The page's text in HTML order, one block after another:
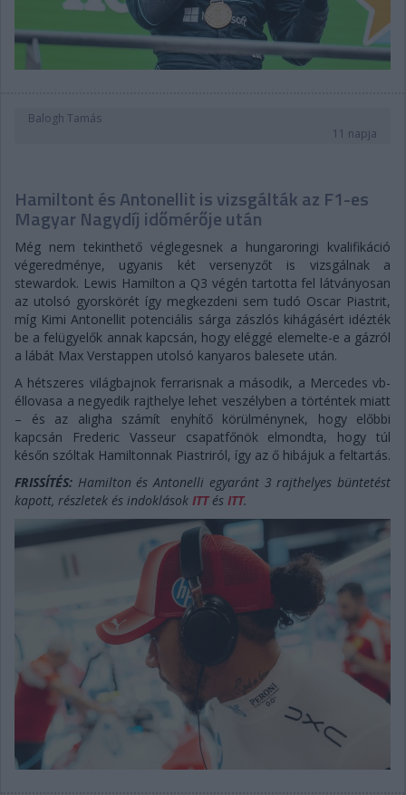
Balogh Tamás
11 napja
Hamiltont és Antonellit is vizsgálták az F1-es
Magyar Nagydíj időmérője után
Még nem tekinthető véglegesnek a hungaroringi kvalifikáció
végeredménye, ugyanis két versenyzőt is vizsgálnak a
stewardok. Lewis Hamilton a Q3 végén tartotta fel látványosan
az utolsó gyorskörét így megkezdeni sem tudó Oscar Piastrit,
míg Kimi Antonellit potenciális sárga zászlós kihágásért idézték
be a felügyelők annak kapcsán, hogy eléggé elemelte-e a gázról
a lábát Max Verstappen utolsó kanyaros balesete után.
A hétszeres világbajnok ferrarisnak a második, a Mercedes vb-
éllovasa a negyedik rajthelye lehet veszélyben a történtek miatt
– és az aligha számít enyhítő körülménynek, hogy előbbi
kapcsán Frederic Vasseur csapatfőnök elmondta, hogy túl
későn szóltak Hamiltonnak Piastriról, így az ő hibájuk a feltartás.
FRISSÍTÉS: Hamilton és Antonelli egyaránt 3 rajthelyes büntetést
kapott, részletek és indoklások ITTés ITT.